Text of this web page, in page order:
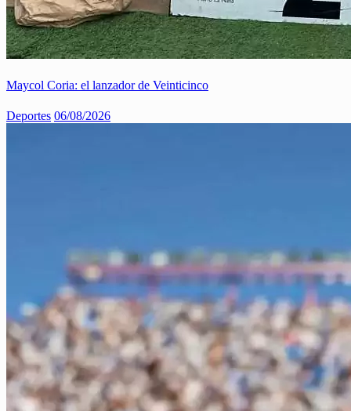
Maycol Coria: el lanzador de Veinticinco
Deportes 06/08/2026